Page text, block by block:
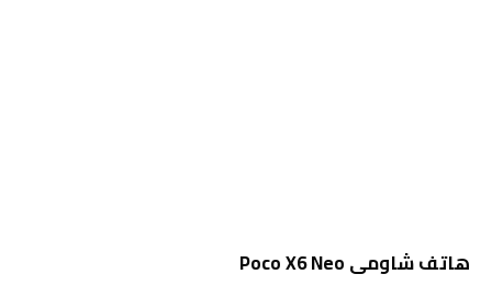
هاتف شاومى Poco X6 Neo